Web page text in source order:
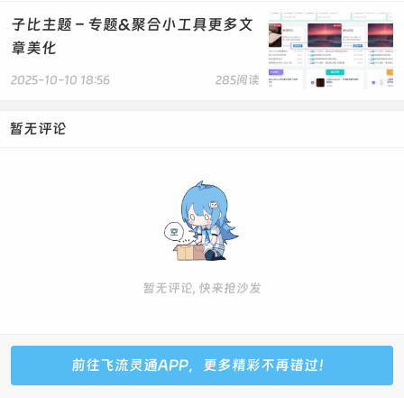
子比主题 – 专题&聚合小工具更多文
章美化
285阅读
2025-10-10 18:56
暂无评论
暂无评论, 快来抢沙发
前往飞流灵通APP，更多精彩不再错过！